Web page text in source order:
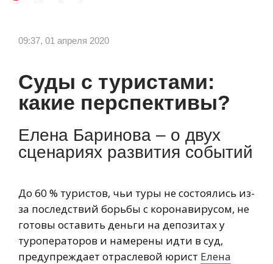
09:37, 01 апреля 2020
Суды с туристами:
какие перспективы?
Елена Баринова – о двух
сценариях развития событий
До 60 % туристов, чьи туры не состоялись из-
за последствий борьбы с коронавирусом, не
готовы оставить деньги на депозитах у
туроператоров и намерены идти в суд,
предупреждает отраслевой юрист Елена